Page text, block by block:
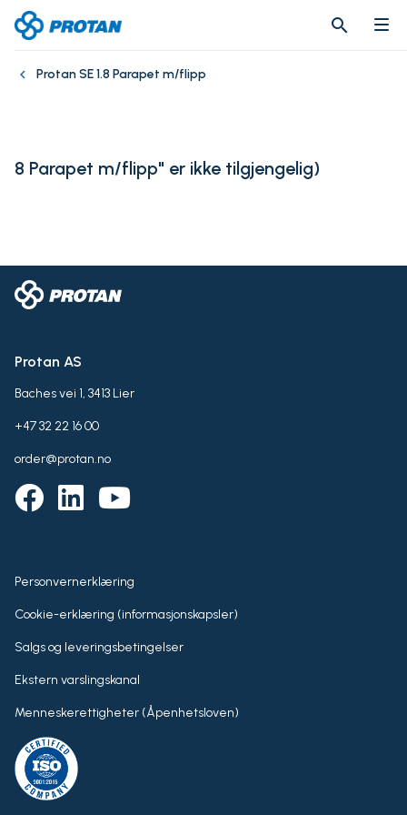
search
search
Protan SE 1.8 Parapet m/flipp
8 Parapet m/flipp" er ikke tilgjengelig)
Protan AS
Baches vei 1, 3413 Lier
+47 32 22 16 00
order@protan.no
Personvernerklæring
Cookie-erklæring (informasjonskapsler)
Salgs og leveringsbetingelser
Ekstern varslingskanal
Menneskerettigheter (Åpenhetsloven)